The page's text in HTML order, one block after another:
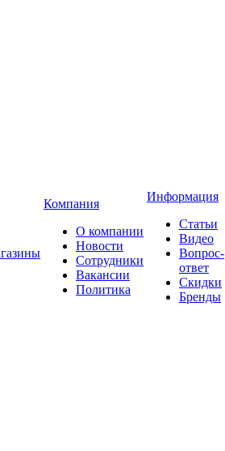
Компания
О компании
Новости
Сотрудники
Вакансии
Политика
Информация
Статьи
Видео
Вопрос-
ответ
Скидки
Бренды